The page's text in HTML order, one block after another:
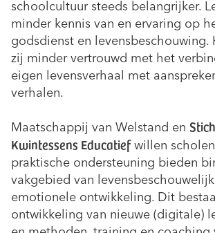
schoolcultuur steeds belangrijker.
minder kennis van en ervaring op
godsdienst en levensbeschouwing.
zij minder vertrouwd met het
eigen levensverhaal met
verhalen.
Maatschappij van Welstand en
Kwintessens Educatiefwillen
praktische ondersteuning bieden
vakgebied van
emotionele ontwikkeling. Dit
ontwikkeling van nieuwe (digitale)